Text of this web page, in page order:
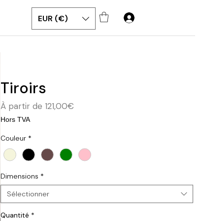
EUR (€)
Tiroirs
À partir de 121,00€Prix
Hors TVA
Couleur *
Dimensions *
Sélectionner
Quantité *